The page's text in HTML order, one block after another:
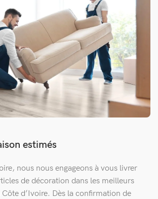
estimés
nous nous engageons à vous livrer
de décoration dans les meilleurs
d’Ivoire. Dès la confirmation de